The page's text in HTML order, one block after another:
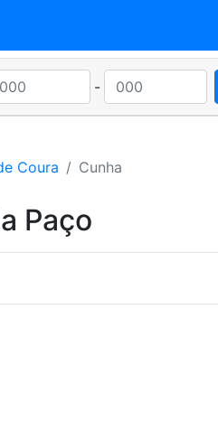
-
Coura Cunha
Paço